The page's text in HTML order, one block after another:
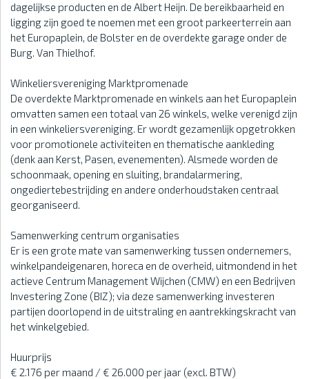
dagelijkse producten en de Albert Heijn. De bereikbaarheid en
ligging zijn goed te noemen met een groot parkeerterrein aan
het Europaplein, de Bolster en de overdekte garage onder de
Burg. Van Thielhof.
Winkeliersvereniging Marktpromenade
De overdekte Marktpromenade en winkels aan het Europaplein
omvatten samen een totaal van 26 winkels, welke verenigd zijn
in een winkeliersvereniging. Er wordt gezamenlijk opgetrokken
voor promotionele activiteiten en thematische aankleding
(denk aan Kerst, Pasen, evenementen). Alsmede worden de
schoonmaak, opening en sluiting, brandalarmering,
ongediertebestrijding en andere onderhoudstaken centraal
georganiseerd.
Samenwerking centrum organisaties
Er is een grote mate van samenwerking tussen ondernemers,
winkelpandeigenaren, horeca en de overheid, uitmondend in het
actieve Centrum Management Wijchen (CMW) en een Bedrijven
Investering Zone (BIZ); via deze samenwerking investeren
partijen doorlopend in de uitstraling en aantrekkingskracht van
het winkelgebied.
Huurprijs
€ 2.176 per maand / € 26.000 per jaar (excl. BTW)